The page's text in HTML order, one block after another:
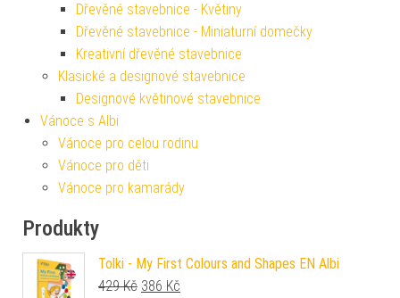
Dřevěné stavebnice - Květiny
Dřevěné stavebnice - Miniaturní domečky
Kreativní dřevěné stavebnice
Klasické a designové stavebnice
Designové květinové stavebnice
Vánoce s Albi
Vánoce pro celou rodinu
Vánoce pro děti
Vánoce pro kamarády
Produkty
Tolki - My First Colours and Shapes EN Albi
429Kč Původní cena byla: 429 Kč.
386 Kč